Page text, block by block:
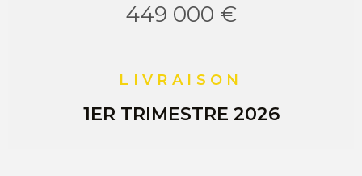
449 000 €
LIVRAISON
1ER TRIMESTRE 2026